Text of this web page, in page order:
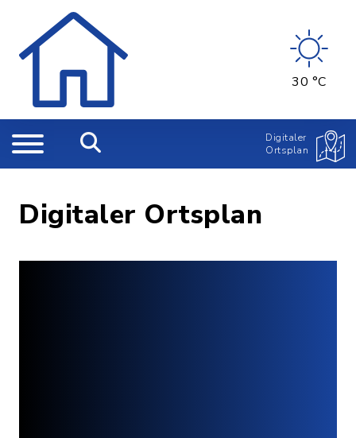
30 °C
Digitaler
Ortsplan
Digitaler Ortsplan